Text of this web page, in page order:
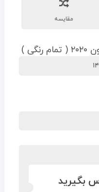
مقایسه
)
بگیرید